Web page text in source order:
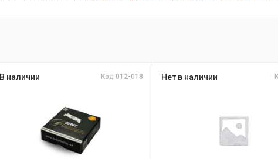
В наличии Код 012-018 Нет в наличии